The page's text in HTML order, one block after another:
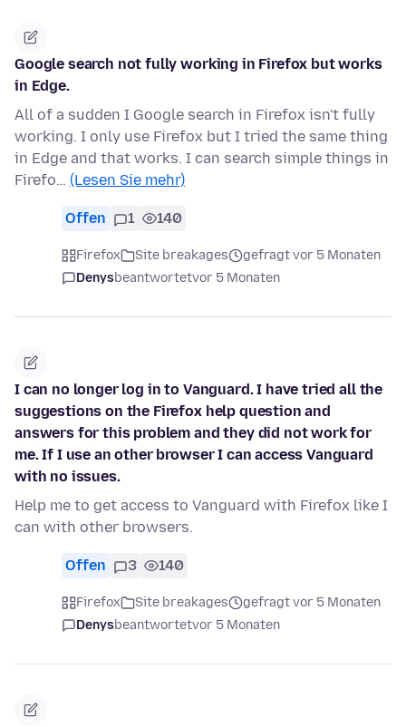
Google search not fully working in Firefox but works
in Edge.
All of a sudden I Google search in Firefox isn't fully
working. I only use Firefox but I tried the same thing
in Edge and that works. I can search simple things in
Firefo… (Lesen Sie mehr)
Offen 1 140
Firefox Site breakages
gefragt vor 5 Monaten
Denysbeantwortetvor 5 Monaten
I can no longer log in to Vanguard. I have tried all the
suggestions on the Firefox help question and
answers for this problem and they did not work for
me. If I use an other browser I can access Vanguard
with no issues.
Help me to get access to Vanguard with Firefox like I
can with other browsers.
Offen 3 140
Firefox Site breakages
gefragt vor 5 Monaten
Denysbeantwortetvor 5 Monaten